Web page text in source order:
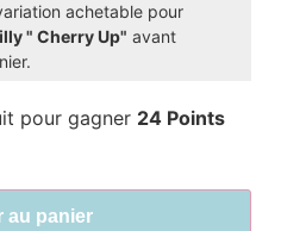
achetable pour
" Cherry Up" avant
pour gagner 24 Points
au panier